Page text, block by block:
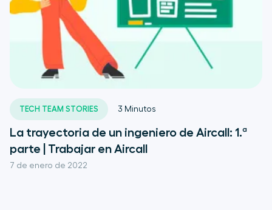
TECH TEAM STORIES
7 de enero de 2022
3 Minutos
La trayectoria de un ingeniero de Aircall: 1.ª
parte | Trabajar en Aircall